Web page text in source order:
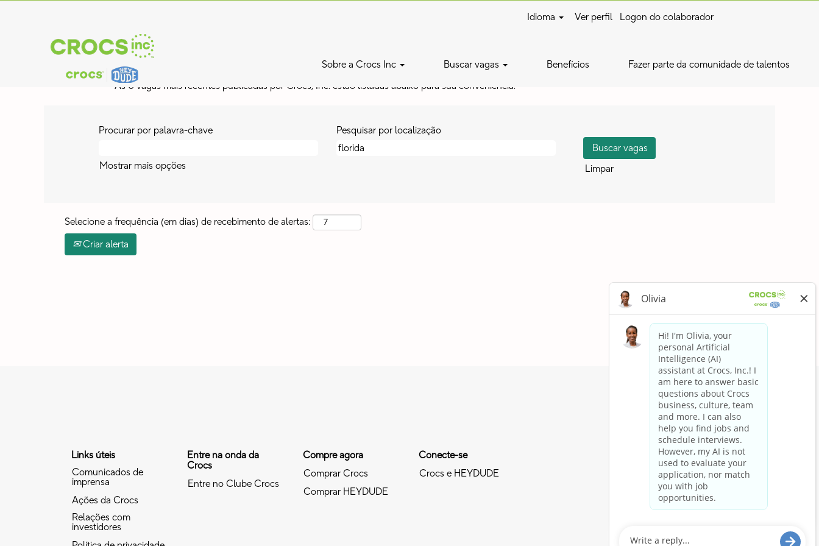
Idioma Ver perfil Logon do colaborador
Sobre a Crocs Inc Buscar vagas Benefícios Fazer parte da comunidade de talentos
Buscar resultados para
Atualmente, não existem vagas correspondentes a "florida".
As 0 vagas mais recentes publicadas por Crocs, Inc. estão listadas abaixo para sua conveniência.
Procurar por palavra-chave Pesquisar por localização
Mostrar mais opções Limpar
Selecione a frequência (em dias) de recebimento de alertas:
Criar alerta
Links úteis
Comunicados de
imprensa
Ações da Crocs
Relações com
investidores
Entre na onda da
Crocs
Entre no Clube Crocs
Compre agora
Comprar Crocs
Comprar HEYDUDE
Conecte-se
Crocs e HEYDUDE